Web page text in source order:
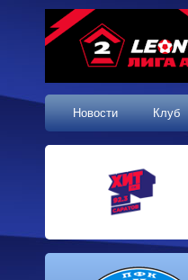
Новости Клуб